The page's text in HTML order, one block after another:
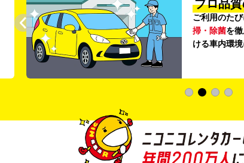
プロ品
ご利用のた
掃・除菌を
ける車内環